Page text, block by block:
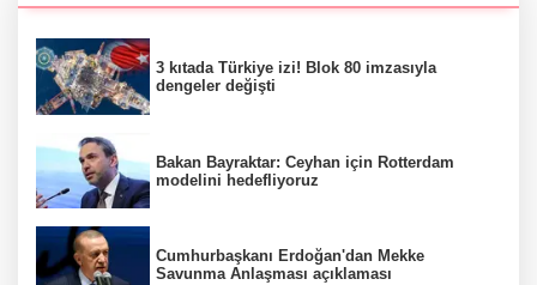
3 kıtada Türkiye izi! Blok 80 imzasıyla
dengeler değişti
Bakan Bayraktar: Ceyhan için Rotterdam
modelini hedefliyoruz
Cumhurbaşkanı Erdoğan'dan Mekke
Savunma Anlaşması açıklaması